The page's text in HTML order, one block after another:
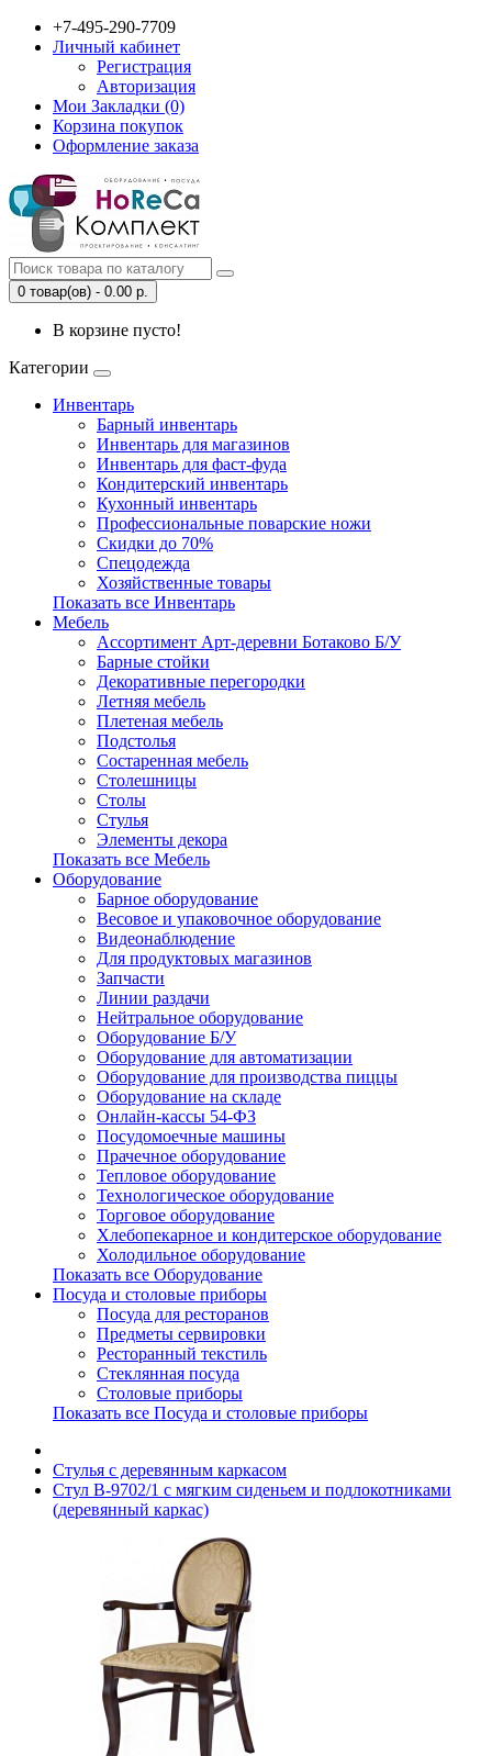
+7-495-290-7709
Личный кабинет
Регистрация
Авторизация
Мои Закладки (0)
Корзина покупок
Оформление заказа
0 товар(ов) - 0.00 р.
В корзине пусто!
Категории
Инвентарь
Барный инвентарь
Инвентарь для магазинов
Инвентарь для фаст-фуда
Кондитерский инвентарь
Кухонный инвентарь
Профессиональные поварские ножи
Скидки до 70%
Спецодежда
Хозяйственные товары
Показать все Инвентарь
Мебель
Ассортимент Арт-деревни Ботаково Б/У
Барные стойки
Декоративные перегородки
Летняя мебель
Плетеная мебель
Подстолья
Состаренная мебель
Столешницы
Столы
Стулья
Элементы декора
Показать все Мебель
Оборудование
Барное оборудование
Весовое и упаковочное оборудование
Видеонаблюдение
Для продуктовых магазинов
Запчасти
Линии раздачи
Нейтральное оборудование
Оборудование Б/У
Оборудование для автоматизации
Оборудование для производства пиццы
Оборудование на складе
Онлайн-кассы 54-ФЗ
Посудомоечные машины
Прачечное оборудование
Тепловое оборудование
Технологическое оборудование
Торговое оборудование
Хлебопекарное и кондитерское оборудование
Холодильное оборудование
Показать все Оборудование
Посуда и столовые приборы
Посуда для ресторанов
Предметы сервировки
Ресторанный текстиль
Стеклянная посуда
Столовые приборы
Показать все Посуда и столовые приборы
Cтулья с деревянным каркасом
Стул В-9702/1 с мягким сиденьем и подлокотниками
(деревянный каркас)